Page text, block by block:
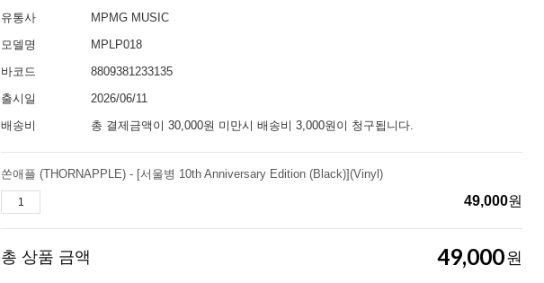
유통사
MPMG MUSIC
모델명
MPLP018
바코드
8809381233135
출시일
2026/06/11
배송비
총 결제금액이 30,000원 미만시 배송비 3,000원이 청구됩니다.
쏜애플 (THORNAPPLE) - [서울병 10th Anniversary Edition (Black)](Vinyl)
49,000원
총 상품 금액 49,000원